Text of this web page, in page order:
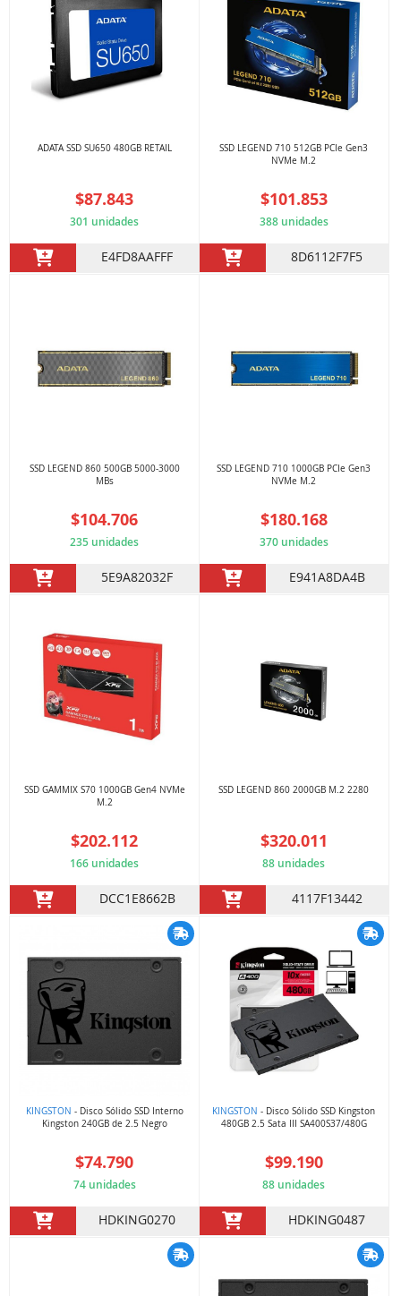
ADATA SSD SU650 480GB RETAIL
$87.843
301 unidades
E4FD8AAFFF
SSD LEGEND 710 512GB PCIe Gen3
NVMe M.2
$101.853
388 unidades
8D6112F7F5
SSD LEGEND 860 500GB 5000-3000
MBs
$104.706
235 unidades
5E9A82032F
SSD LEGEND 710 1000GB PCIe Gen3
NVMe M.2
$180.168
370 unidades
E941A8DA4B
SSD GAMMIX S70 1000GB Gen4 NVMe
M.2
$202.112
166 unidades
DCC1E8662B
SSD LEGEND 860 2000GB M.2 2280
$320.011
88 unidades
4117F13442
KINGSTON - Disco Sólido SSD Interno
Kingston 240GB de 2.5 Negro
$74.790
74 unidades
HDKING0270
KINGSTON - Disco Sólido SSD Kingston
480GB 2.5 Sata III SA400S37/480G
$99.190
88 unidades
HDKING0487